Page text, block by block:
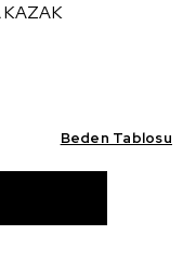
KAZAK
Beden Tablosu